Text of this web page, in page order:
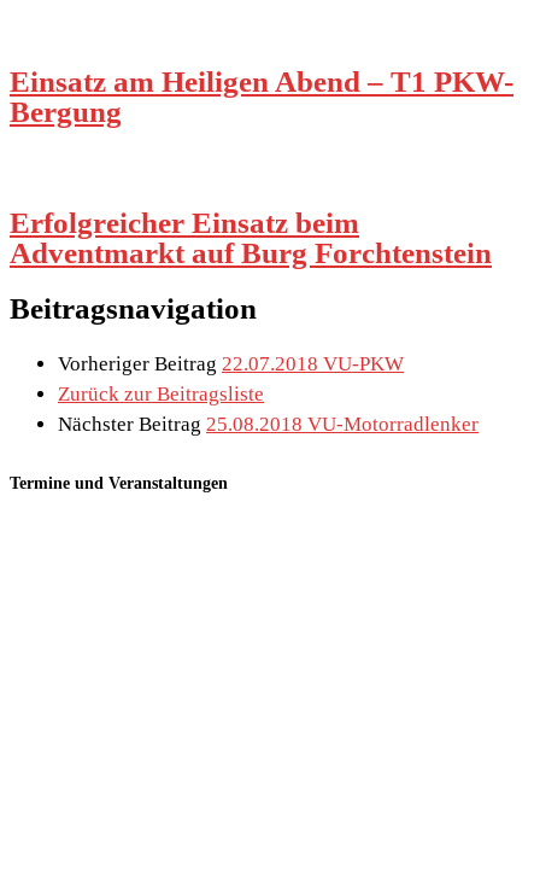
Einsatz am Heiligen Abend – T1 PKW-
Bergung
Erfolgreicher Einsatz beim
Adventmarkt auf Burg Forchtenstein
Beitragsnavigation
Vorheriger Beitrag 22.07.2018 VU-PKW
Zurück zur Beitragsliste
Nächster Beitrag 25.08.2018 VU-Motorradlenker
Termine und Veranstaltungen